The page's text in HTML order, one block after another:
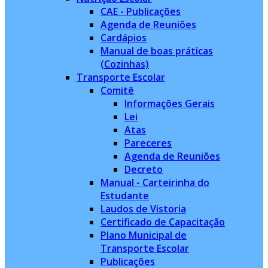
CAE - Publicações
Agenda de Reuniões
Cardápios
Manual de boas práticas
(Cozinhas)
Transporte Escolar
Comitê
Informações Gerais
Lei
Atas
Pareceres
Agenda de Reuniões
Decreto
Manual - Carteirinha do
Estudante
Laudos de Vistoria
Certificado de Capacitação
Plano Municipal de
Transporte Escolar
Publicações